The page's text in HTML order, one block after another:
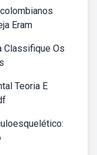
Eram
Classifique Os
Teoria E